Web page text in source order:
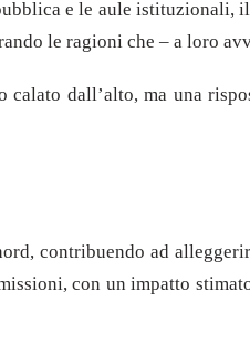
e le aule istituzionali,
le ragioni che – a loro
dall’alto, ma una
contribuendo ad
con un impatto